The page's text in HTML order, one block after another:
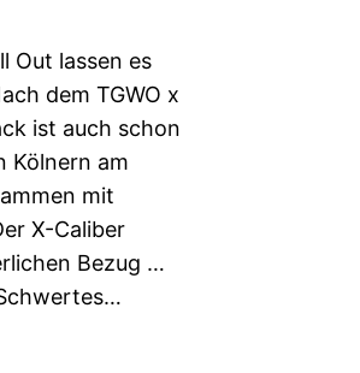
Out lassen es
dem TGWO x
ist auch schon
Kölnern am
mit
X-Caliber
Bezug …